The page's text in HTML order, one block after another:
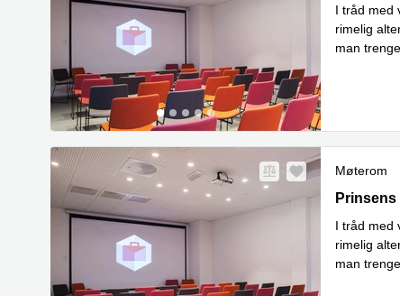
I tråd med
rimelig
man
Møterom
Prinsens
Prinsens
I tråd med
rimelig
man